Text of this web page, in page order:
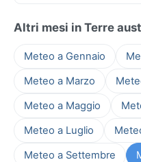
Altri mesi in Terre
Meteo a Gennaio
Meteo a Marzo
Meteo a Maggio
Meteo a Luglio
Meteo a Settembre